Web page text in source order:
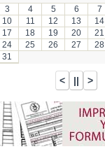
3
4 5 6 7
10
11 12 13 14
17
18 19 20 21
24
25 26 27 28
31